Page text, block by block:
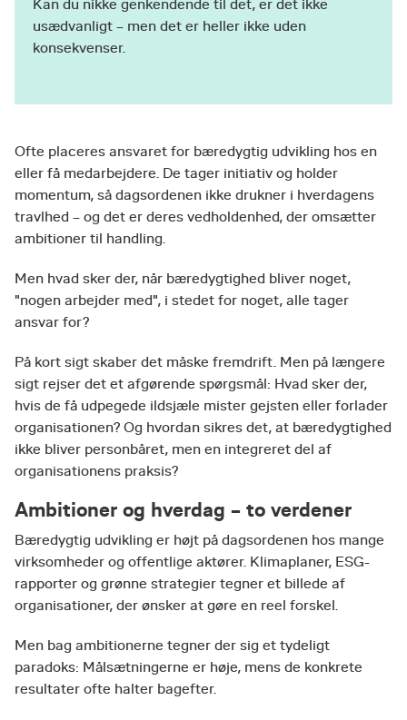
Kan du nikke genkendende til det, er det ikke
usædvanligt – men det er heller ikke uden
konsekvenser.
Ofte placeres ansvaret for bæredygtig udvikling hos en
eller få medarbejdere. De tager initiativ og holder
momentum, så dagsordenen ikke drukner i hverdagens
travlhed – og det er deres vedholdenhed, der omsætter
ambitioner til handling.
Men hvad sker der, når bæredygtighed bliver noget,
"nogen arbejder med", i stedet for noget, alle tager
ansvar for?
På kort sigt skaber det måske fremdrift. Men på længere
sigt rejser det et afgørende spørgsmål: Hvad sker der,
hvis de få udpegede ildsjæle mister gejsten eller forlader
organisationen? Og hvordan sikres det, at bæredygtighed
ikke bliver personbåret, men en integreret del af
organisationens praksis?
Ambitioner og hverdag – to verdener
Bæredygtig udvikling er højt på dagsordenen hos mange
virksomheder og offentlige aktører. Klimaplaner, ESG-
rapporter og grønne strategier tegner et billede af
organisationer, der ønsker at gøre en reel forskel.
Men bag ambitionerne tegner der sig et tydeligt
paradoks: Målsætningerne er høje, mens de konkrete
resultater ofte halter bagefter.